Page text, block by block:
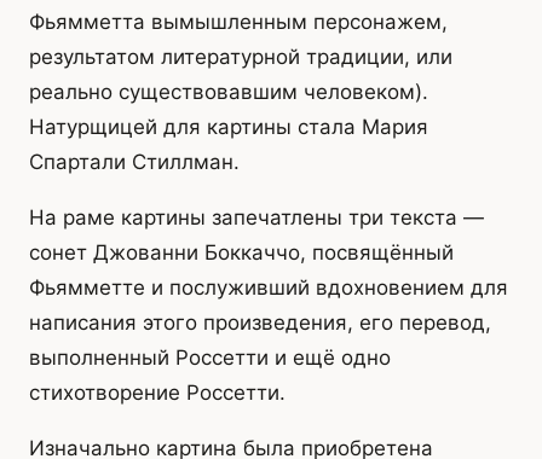
Фьямметта вымышленным персонажем,
результатом литературной традиции, или
реально существовавшим человеком).
Натурщицей для картины стала Мария
Спартали Стиллман.
На раме картины запечатлены три текста —
сонет Джованни Боккаччо, посвящённый
Фьямметте и послуживший вдохновением для
написания этого произведения, его перевод,
выполненный Россетти и ещё одно
стихотворение Россетти.
Изначально картина была приобретена